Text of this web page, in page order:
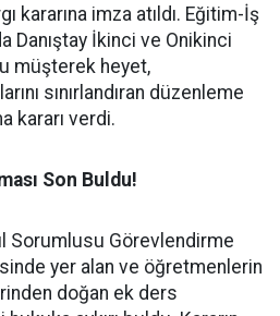
kararına imza atıldı. Eğitim-İş
Danıştay İkinci ve Onikinci
müşterek heyet,
sınırlandıran düzenleme
kararı verdi.
Son Buldu!
Sorumlusu Görevlendirme
yer alan ve öğretmenlerin
doğan ek ders